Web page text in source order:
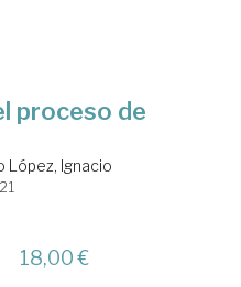
proceso de
López, Ignacio
18,00 €